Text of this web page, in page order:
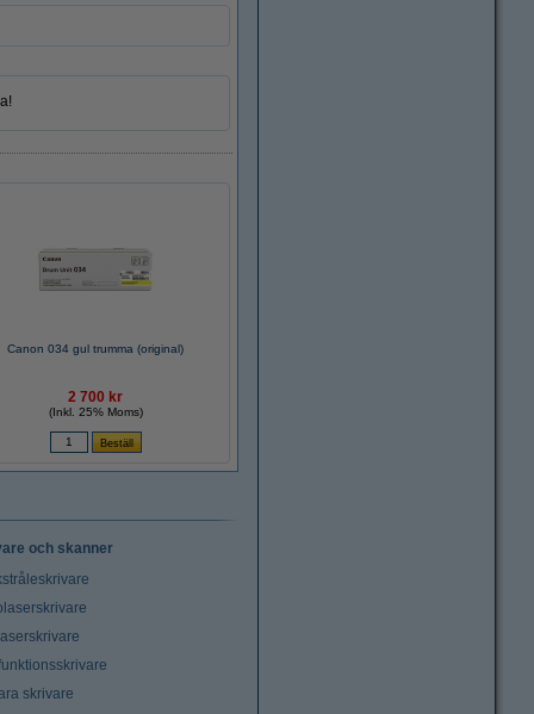
Canon 034 gul trumma (original)
2 700 kr
(Inkl. 25% Moms)
och skanner
skrivare